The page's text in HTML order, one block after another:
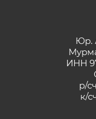
Юр.
ИНН
р/
к/